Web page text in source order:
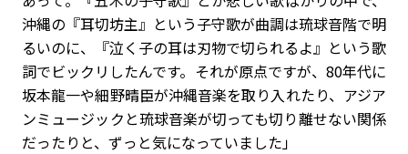
沖縄の『耳切坊主』という子守歌が曲調は琉球音階で明
るいのに、『泣く子の耳は刃物で切られるよ』という歌
詞でビックリしたんです。それが原点ですが、80年代に
坂本龍一や細野晴臣が沖縄音楽を取り入れたり、アジア
ンミュージックと琉球音楽が切っても切り離せない関係
だったりと、ずっと気になっていました」